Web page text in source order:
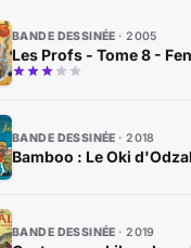
BANDE DESSINÉE 2005
Les Profs - Tome 8 -
BANDE DESSINÉE 2018
Bamboo : Le Oki
BANDE DESSINÉE 2019